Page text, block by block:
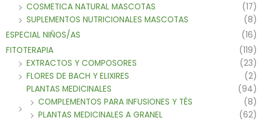
COSMETICA NATURAL MASCOTAS
(17)
SUPLEMENTOS NUTRICIONALES MASCOTAS
(8)
ESPECIAL NIÑOS/AS
(16)
FITOTERAPIA
(119)
EXTRACTOS Y COMPOSORES
(23)
FLORES DE BACH Y ELIXIRES
(2)
PLANTAS MEDICINALES
(94)
COMPLEMENTOS PARA INFUSIONES Y TÉS
(8)
PLANTAS MEDICINALES A GRANEL
(62)